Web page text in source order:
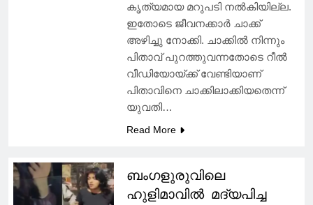
കൃത്യമായ മറുപടി നല്‍കിയില്ല.
ഇതോടെ ജീവനക്കാര്‍ ചാക്ക്
അഴിച്ചു നോക്കി. ചാക്കില്‍ നിന്നും
പിതാവ് പുറത്തുവന്നതോടെ റീല്‍
വീഡിയോയ്ക്ക് വേണ്ടിയാണ്
പിതാവിനെ ചാക്കിലാക്കിയതെന്ന്
യുവതി…
Read More
ബംഗളുരുവിലെ
ഹുളിമാവിൽ മദ്യപിച്ച